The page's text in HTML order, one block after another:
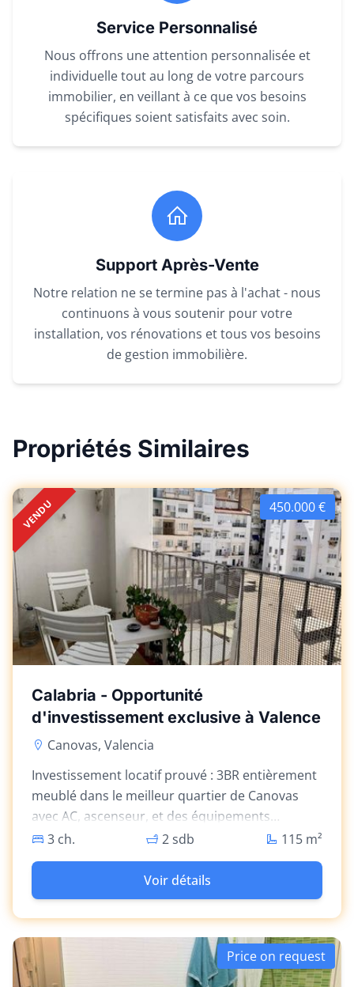
Service Personnalisé
Nous offrons une attention personnalisée et
individuelle tout au long de votre parcours
immobilier, en veillant à ce que vos besoins
spécifiques soient satisfaits avec soin.
Support Après-Vente
Notre relation ne se termine pas à l'achat - nous
continuons à vous soutenir pour votre
installation, vos rénovations et tous vos besoins
de gestion immobilière.
Propriétés Similaires
450.000 €
VENDU
Calabria - Opportunité
d'investissement exclusive à Valence
Canovas, Valencia
Investissement locatif prouvé : 3BR entièrement
meublé dans le meilleur quartier de Canovas
avec AC, ascenseur, et des équipements
modernes.
3 ch. 2 sdb 115 m²
Voir détails
Price on request